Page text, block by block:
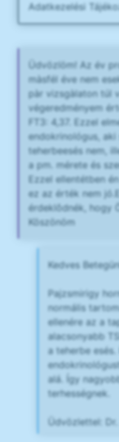
Adatkezelési
Üdvözlöm! Az év
màsfél éve nem
pàr vizsgàlaton túl
végeredményem
FT3: 4,37. Ezzel
endokrinológus,
teherbeesés nem,
a pm. mérete és
Ezzel ellentétben
ez az érték nem
érdeklôdnék, hogy
Köszönöm
Kedves
Pajzsmirigy
normális
ellenére az a
alacsonyabb
a teherbe
alá. Így
terhességnek.
Üdvözlettel: